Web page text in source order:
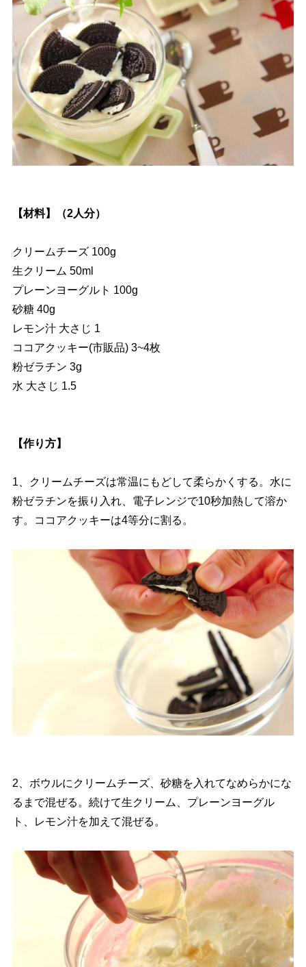
【材料】（2人分）
クリームチーズ 100g
生クリーム 50ml
プレーンヨーグルト 100g
砂糖 40g
レモン汁 大さじ 1
ココアクッキー(市販品) 3~4枚
粉ゼラチン 3g
水 大さじ 1.5
【作り方】
1、クリームチーズは常温にもどして柔らかくする。水に
粉ゼラチンを振り入れ、電子レンジで10秒加熱して溶か
す。ココアクッキーは4等分に割る。
2、ボウルにクリームチーズ、砂糖を入れてなめらかにな
るまで混ぜる。続けて生クリーム、プレーンヨーグル
ト、レモン汁を加えて混ぜる。